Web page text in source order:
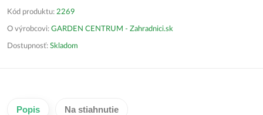
Kód produktu: 2269
O výrobcovi: GARDEN CENTRUM - Zahradnici.sk
Dostupnosť: Skladom
Popis Na stiahnutie